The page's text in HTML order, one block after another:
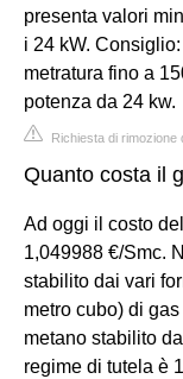
presenta valori
i 24 kW.
metratura fino a
potenza da 24 kw.
Richiesta di rimozione
Quanto costa il
Ad oggi il costo
1,049988 €/Smc.
stabilito dai vari
metro cubo) di
metano stabilito
regime di tutela è